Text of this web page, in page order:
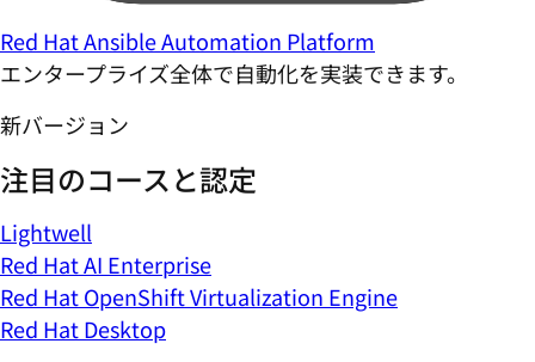
Red Hat Ansible Automation Platform
エンタープライズ全体で自動化を実装できます。
新バージョン
注目のコースと認定
Lightwell
Red Hat AI Enterprise
Red Hat OpenShift Virtualization Engine
Red Hat Desktop